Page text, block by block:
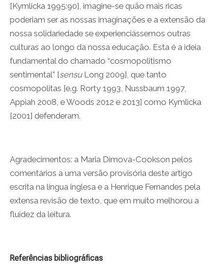
[Kymlicka 1995:90], imagine-se quão mais ricas
poderiam ser as nossas imaginações e a extensão da
nossa solidariedade se experienciássemos outras
culturas ao longo da nossa educação. Esta é a ideia
fundamental do chamado “cosmopolitismo
sentimental” [sensuLong 2009], que tanto
cosmopolitas [e.g. Rorty 1993, Nussbaum 1997,
Appiah 2008, e Woods 2012 e 2013] como Kymlicka
[2001] defenderam.
Agradecimentos: a Maria Dimova-Cookson pelos
comentários a uma versão provisória deste artigo
escrita na língua inglesa e a Henrique Fernandes pela
extensa revisão de texto, que em muito melhorou a
fluidez da leitura.
Referências bibliográficas